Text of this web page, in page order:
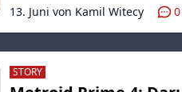
13. Juni von Kamil Witecy 0
STORY